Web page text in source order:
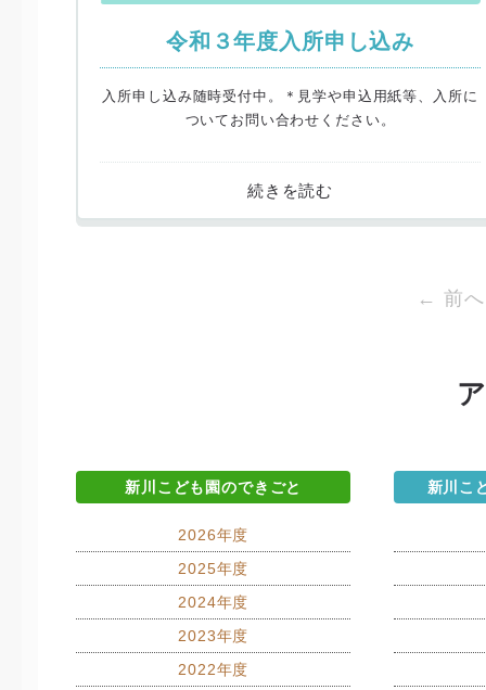
令和３年度入所申し込み
入所申し込み随時受付中。＊見学や申込用紙等、入所に
ついてお問い合わせください。
← 前へ
新川こども園のできごと
2026年度
2025年度
2024年度
2023年度
2022年度
新川こ